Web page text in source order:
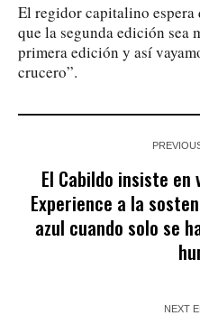
El regidor capitalino espera
que la segunda edición sea
primera edición y así
crucero”.
El Cabildo insiste en
Experience a la
azul cuando solo se
NEXT